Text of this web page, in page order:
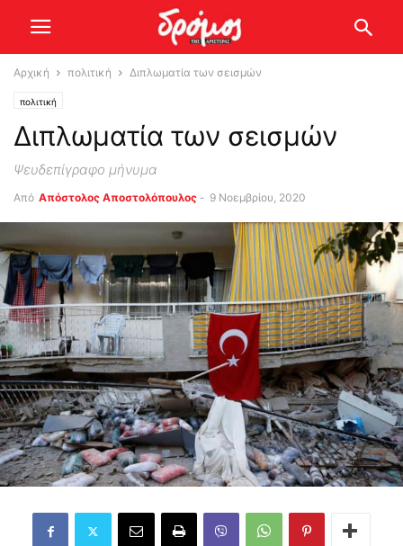
Αρχική πολιτική Διπλωματία των σεισμών
πολιτική
Διπλωματία των σεισμών
Ψευδεπίγραφο μήνυμα
Από Απόστολος Αποστολόπουλος - 9 Νοεμβρίου, 2020